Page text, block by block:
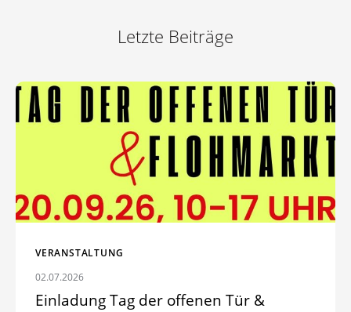
Letzte Beiträge
Zum Artikel: Einladung Tag der offenen Tür &
Flohmarkt 20. September 2026
VERANSTALTUNG
02.07.2026
Einladung Tag der offenen Tür &